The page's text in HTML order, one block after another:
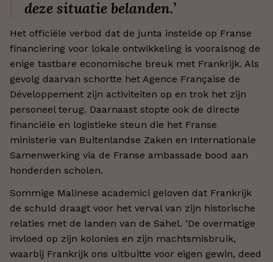
deze situatie belanden.’
Het officiële verbod dat de junta instelde op Franse
financiering voor lokale ontwikkeling is vooralsnog de
enige tastbare economische breuk met Frankrijk. Als
gevolg daarvan schortte het Agence Française de
Développement zijn activiteiten op en trok het zijn
personeel terug. Daarnaast stopte ook de directe
financiële en logistieke steun die het Franse
ministerie van Buitenlandse Zaken en Internationale
Samenwerking via de Franse ambassade bood aan
honderden scholen.
Sommige Malinese academici geloven dat Frankrijk
de schuld draagt voor het verval van zijn historische
relaties met de landen van de Sahel. ‘De overmatige
invloed op zijn kolonies en zijn machtsmisbruik,
waarbij Frankrijk ons uitbuitte voor eigen gewin, deed